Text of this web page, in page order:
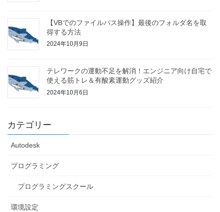
【VBでのファイルパス操作】最後のフォルダ名を取
得する方法
2024年10月9日
テレワークの運動不足を解消！エンジニア向け自宅で
使える筋トレ＆有酸素運動グッズ紹介
2024年10月6日
カテゴリー
Autodesk
プログラミング
プログラミングスクール
環境設定